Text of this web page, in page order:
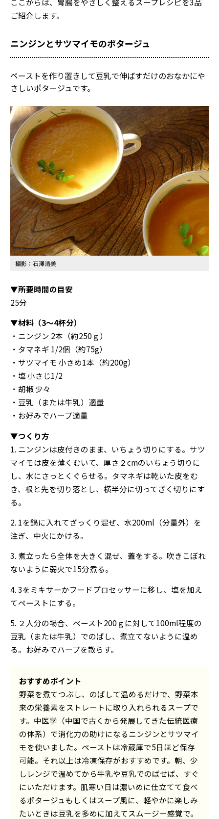
ここからは、胃腸をやさしく整えるスープレシピを3品
ご紹介します。
ニンジンとサツマイモのポタージュ
ペーストを作り置きして豆乳で伸ばすだけのおなかにや
さしいポタージュです。
撮影：石澤清美
▼所要時間の目安
25分
▼材料（3～4杯分）
・ニンジン 2本（約250ｇ）
・タマネギ 1/2個（約75g）
・サツマイモ 小さめ1本（約200g）
・塩 小さじ1/2
・胡椒 少々
・豆乳（または牛乳）適量
・お好みでハーブ適量
▼つくり方
1. ニンジンは皮付きのまま、いちょう切りにする。サツ
マイモは皮を薄くむいて、厚さ２cmのいちょう切りに
し、水にさっとくぐらせる。タマネギは乾いた皮をむ
き、根と先を切り落とし、横半分に切ってざく切りにす
る。
2. 1を鍋に入れてざっくり混ぜ、水200ml（分量外）を
注ぎ、中火にかける。
3. 煮立ったら全体を大きく混ぜ、蓋をする。吹きこぼれ
ないように弱火で15分煮る。
4. 3をミキサーかフードプロセッサーに移し、塩を加え
てペーストにする。
5. ２人分の場合、ペースト200ｇに対して100ml程度の
豆乳（または牛乳）でのばし、煮立てないように温め
る。お好みでハーブを散らす。
おすすめポイント
野菜を煮てつぶし、のばして温めるだけで、野菜本
来の栄養素をストレートに取り入れられるスープで
す。中医学（中国で古くから発展してきた伝統医療
の体系）で消化力の助けになるニンジンとサツマイ
モを使いました。ペーストは冷蔵庫で5日ほど保存
可能。それ以上は冷凍保存がおすすめです。朝、少
しレンジで温めてから牛乳や豆乳でのばせば、すぐ
にいただけます。肌寒い日は濃いめに仕立てて食べ
るポタージュもしくはスープ風に、軽やかに楽しみ
たいときは豆乳を多めに加えてスムージー感覚で。